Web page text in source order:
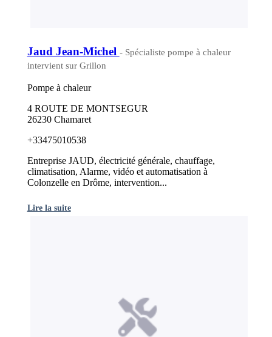
Jaud Jean-Michel - Spécialiste pompe à chaleur
intervient sur Grillon
Pompe à chaleur
4 ROUTE DE MONTSEGUR
26230 Chamaret
+33475010538
Entreprise JAUD, électricité générale, chauffage,
climatisation, Alarme, vidéo et automatisation à
Colonzelle en Drôme, intervention...
Lire la suite